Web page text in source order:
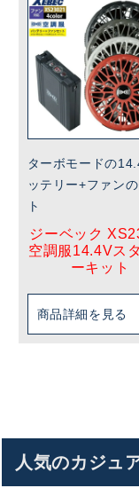
ターボモードの
ッテリー+ファン
ト
ジーベック
空調服14.4Vス
ーキット
商品詳細を見る
人気のカジュ